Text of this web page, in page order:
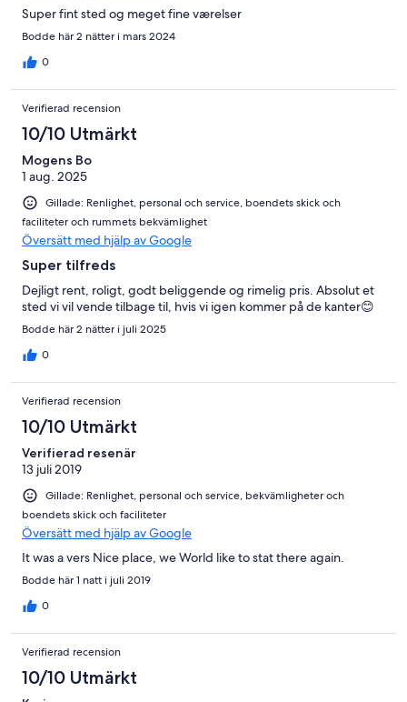
Super fint sted og meget fine værelser
Bodde här 2 nätter i mars 2024
0
Verifierad recension
10/10 Utmärkt
Mogens Bo
1 aug. 2025
Gillade: Renlighet, personal och service, boendets skick och
faciliteter och rummets bekvämlighet
Översätt med hjälp av Google
Super tilfreds
Dejligt rent, roligt, godt beliggende og rimelig pris. Absolut et
sted vi vil vende tilbage til, hvis vi igen kommer på de kanter😊
Bodde här 2 nätter i juli 2025
0
Verifierad recension
10/10 Utmärkt
Verifierad resenär
13 juli 2019
Gillade: Renlighet, personal och service, bekvämligheter och
boendets skick och faciliteter
Översätt med hjälp av Google
It was a vers Nice place, we World like to stat there again.
Bodde här 1 natt i juli 2019
0
Verifierad recension
10/10 Utmärkt